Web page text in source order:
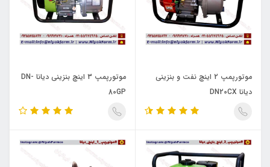
موتورپمپ 2 اینچ نفت و بنزینی
دیانا DN20CX
موتورپمپ 3 اینچ بنزینی دیانا DN-
80GP